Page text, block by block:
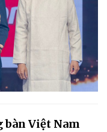
bàn Việt Nam